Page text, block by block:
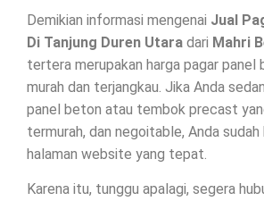
Demikian informasi mengenai Jual
Di Tanjung Duren Utara dari Mahri
tertera merupakan harga pagar panel
murah dan terjangkau. Jika Anda
panel beton atau tembok precast
termurah, dan negoitable, Anda sudah
halaman website yang tepat.
Karena itu, tunggu apalagi, segera